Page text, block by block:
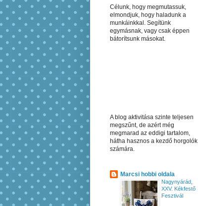
Célunk, hogy megmutassuk,
elmondjuk, hogy haladunk a
munkáinkkal. Segítünk
egymásnak, vagy csak éppen
bátorítsunk másokat.
A blog aktivitása szinte teljesen
megszűnt, de azért még
megmarad az eddigi tartalom,
hátha hasznos a kezdő horgolók
számára.
Marcsi hobbi oldala
Nagynyárád,
XXV. Kékfestő
Fesztivál